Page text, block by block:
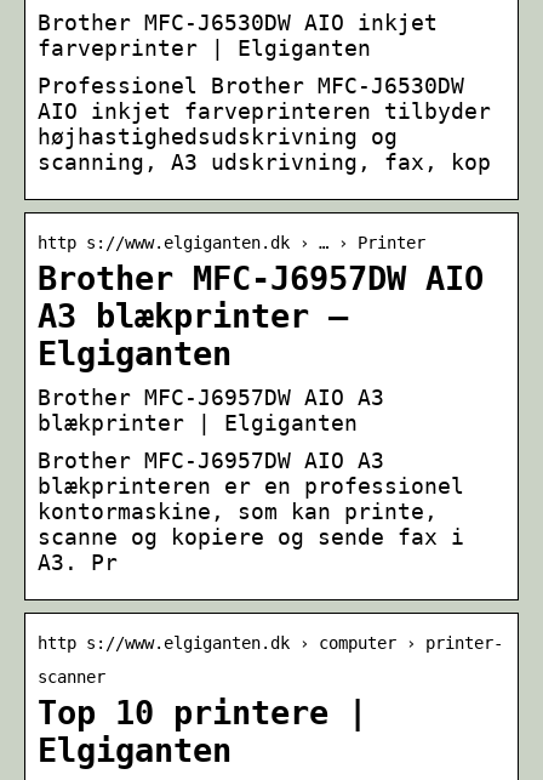
Brother MFC-J6530DW AIO inkjet
farveprinter | Elgiganten
Professionel Brother MFC-J6530DW
AIO inkjet farveprinteren tilbyder
højhastighedsudskrivning og
scanning, A3 udskrivning, fax, kop
http s://www.elgiganten.dk › … › Printer
Brother MFC-J6957DW AIO
A3 blækprinter –
Elgiganten
Brother MFC-J6957DW AIO A3
blækprinter | Elgiganten
Brother MFC-J6957DW AIO A3
blækprinteren er en professionel
kontormaskine, som kan printe,
scanne og kopiere og sende fax i
A3. Pr
http s://www.elgiganten.dk › computer › printer-
scanner
Top 10 printere |
Elgiganten